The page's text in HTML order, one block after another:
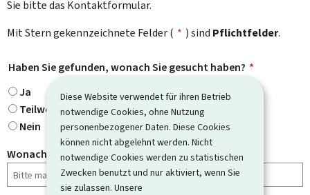
Diese Website verwendet für ihren Betrieb
notwendige Cookies, ohne Nutzung
personenbezogener Daten. Diese Cookies
können nicht abgelehnt werden. Nicht
notwendige Cookies werden zu statistischen
Zwecken benutzt und nur aktiviert, wenn Sie
sie zulassen. Unsere
Sie bitte das Kontaktformular.
Mit Stern gekennzeichnete Felder ( * ) sind Pflichtfelder.
Haben Sie gefunden, wonach Sie gesucht haben? *
Ja
Teilweise
Nein
Wonach haben Sie gesucht?